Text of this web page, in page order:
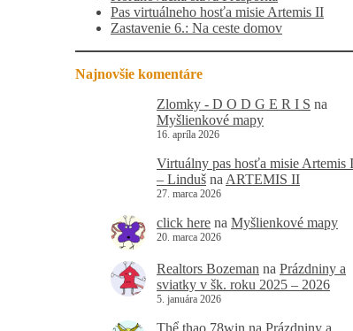
Pas virtuálneho hosťa misie Artemis II
Zastavenie 6.: Na ceste domov
Najnovšie komentáre
Zlomky - D O D G E R I S na
Myšlienkové mapy
16. apríla 2026
Virtuálny pas hosťa misie Artemis
– Linduš na ARTEMIS II
27. marca 2026
click here na Myšlienkové mapy
20. marca 2026
Realtors Bozeman na Prázdniny a
sviatky v šk. roku 2025 – 2026
5. januára 2026
Thể thao 78win na Prázdniny a